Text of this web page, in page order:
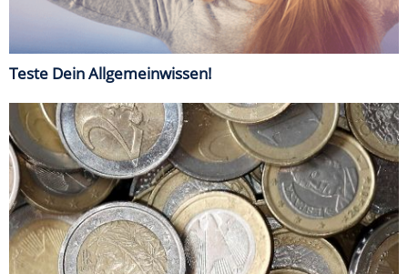
Teste Dein Allgemeinwissen!